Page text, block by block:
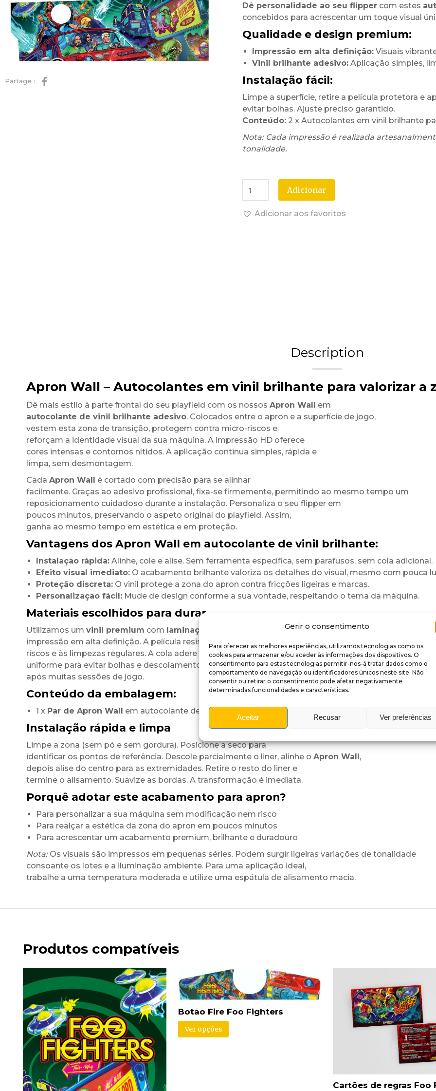
Gerir o consentimento
Para oferecer as melhores experiências, utilizamos tecnologias como os
cookies para armazenar e/ou aceder às informações dos dispositivos. O
consentimento para estas tecnologias permitir-nos-á tratar dados como o
comportamento de navegação ou identificadores únicos neste site. Não
consentir ou retirar o consentimento pode afetar negativamente
determinadas funcionalidades e características.
Aceitar Recusar Ver preferências
Partage :
Dê personalidade ao seu flippercom estes
concebidos para acrescentar um toque visual
Qualidade e design premium:
Impressão em alta definição:Visuais
Vinil brilhante adesivo:Aplicação simples,
Instalação fácil:
Limpe a superfície, retire a película protetora e
evitar bolhas. Ajuste preciso garantido.
Conteúdo:2 x Autocolantes em vinil brilhante
Nota: Cada impressão é realizada
tonalidade.
Adicionar
Adicionar aos favoritos
Description
Apron Wall – Autocolantes em vinil brilhante para valorizar a
Dê mais estilo à parte frontal do seu playfield com os nossos Apron Wall em
autocolante de vinil brilhante adesivo. Colocados entre o apron e a superfície de jogo,
vestem esta zona de transição, protegem contra micro-riscos e
reforçam a identidade visual da sua máquina. A impressão HD oferece
cores intensas e contornos nítidos. A aplicação continua simples, rápida e
limpa, sem desmontagem.
Cada Apron Wall é cortado com precisão para se alinhar
facilmente. Graças ao adesivo profissional, fixa-se firmemente, permitindo ao mesmo tempo um
reposicionamento cuidadoso durante a instalação. Personaliza o seu flipper em
poucos minutos, preservando o aspeto original do playfield. Assim,
ganha ao mesmo tempo em estética e em proteção.
Vantagens dos Apron Wall em autocolante de vinil brilhante:
Instalação rápida:Alinhe, cole e alise. Sem ferramenta específica, sem parafusos, sem cola adicional.
Efeito visual imediato:O acabamento brilhante valoriza os detalhes do visual, mesmo com pouca
Proteção discreta:O vinil protege a zona do apron contra fricções ligeiras e marcas.
Personalização fácil:Mude de design conforme a sua vontade, respeitando o tema da máquina.
Materiais escolhidos para durar
Utilizamos um vinil premium com laminação brilhante
impressão em alta definição. A película resiste aos UV, aos pequenos
riscos e às limpezas regulares. A cola adere de forma
uniforme para evitar bolhas e descolamentos. O resultado mantém-se vibrante
após muitas sessões de jogo.
Conteúdo da embalagem:
1 x Par de Apron Wall em autocolante de vinil brilhante adesivo (corte por medida)
Instalação rápida e limpa
Limpe a zona (sem pó e sem gordura). Posicione a seco para
identificar os pontos de referência. Descole parcialmente o liner, alinhe o Apron Wall,
depois alise do centro para as extremidades. Retire o resto do liner e
termine o alisamento. Suavize as bordas. A transformação é imediata.
Porquê adotar este acabamento para apron?
Para personalizar a sua máquina sem modificação nem risco
Para realçar a estética da zona do apron em poucos minutos
Para acrescentar um acabamento premium, brilhante e duradouro
Nota:Os visuais são impressos em pequenas séries. Podem surgir ligeiras variações de tonalidade
consoante os lotes e a iluminação ambiente. Para uma aplicação ideal,
trabalhe a uma temperatura moderada e utilize uma espátula de alisamento macia.
Produtos compatíveis
Botão Fire Foo Fighters
Ver opções
Cartões de regras Foo